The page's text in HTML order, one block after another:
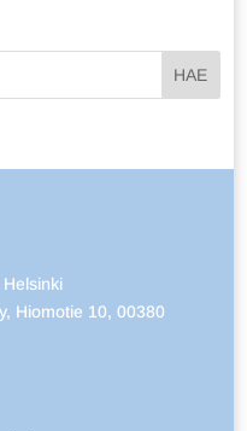
Hiomotie 10, 00380